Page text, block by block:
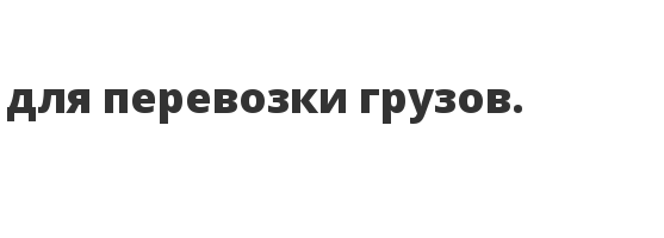
перевозки грузов.